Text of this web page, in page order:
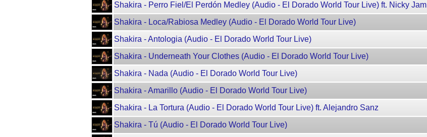
Shakira - Perro Fiel/El Perdón Medley (Audio - El Dorado World Tour Live) ft. Nicky Jam
Shakira - Loca/Rabiosa Medley (Audio - El Dorado World Tour Live)
Shakira - Antologia (Audio - El Dorado World Tour Live)
Shakira - Underneath Your Clothes (Audio - El Dorado World Tour Live)
Shakira - Nada (Audio - El Dorado World Tour Live)
Shakira - Amarillo (Audio - El Dorado World Tour Live)
Shakira - La Tortura (Audio - El Dorado World Tour Live) ft. Alejandro Sanz
Shakira - Tú (Audio - El Dorado World Tour Live)